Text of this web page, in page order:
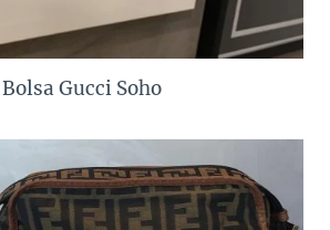
Bolsa Gucci Soho